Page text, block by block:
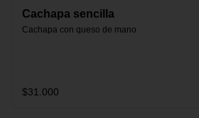
Cachapa sencilla
Cachapa con queso de mano
$31.000